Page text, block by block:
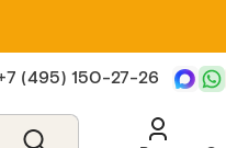
(495) 150‑27‑26